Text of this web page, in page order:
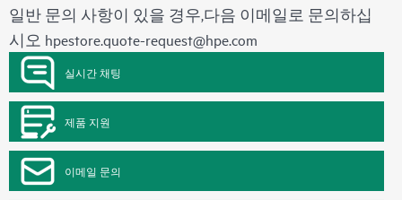
일반 문의 사항이 있을 경우,다음 이메일로 문의하십
시오 hpestore.quote-request@hpe.com
실시간 채팅
제품 지원
이메일 문의